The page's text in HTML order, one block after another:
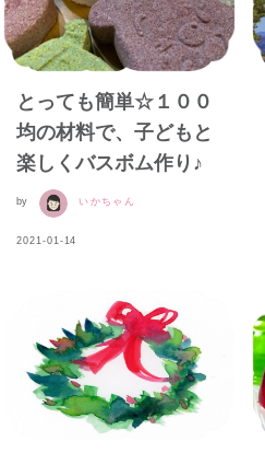
とっても簡単☆１００
均の材料で、子どもと
楽しくバスボム作り♪
by いかちゃん
2021-01-14